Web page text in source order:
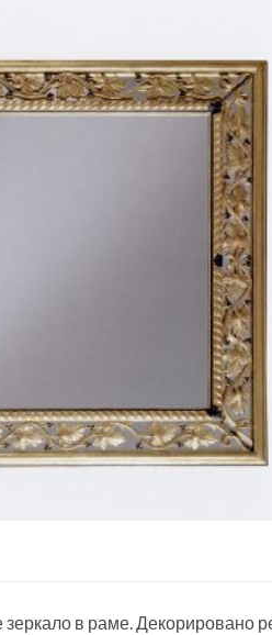
в раме. Декорировано